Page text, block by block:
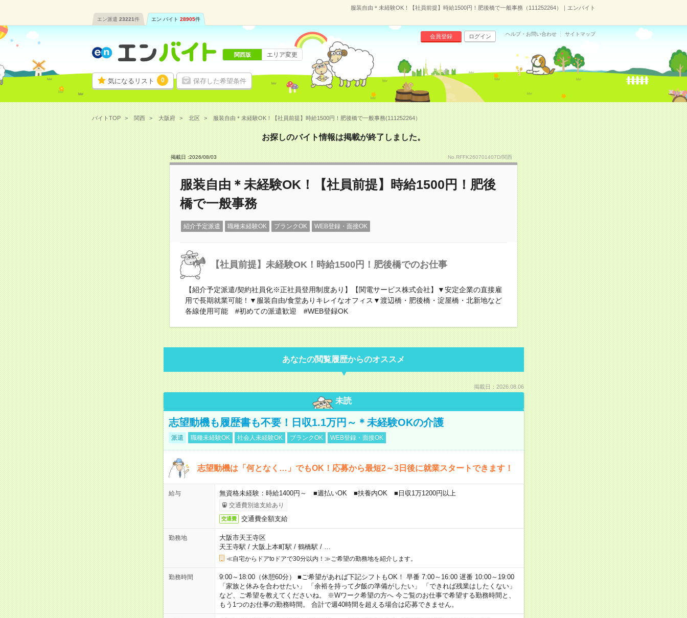
服装自由＊未経験OK！【社員前提】時給1500円！肥後橋で一般事務（111252264）｜エンバイト
エン派遣 23221件 エン バイト 28905件
気になるリスト 0 保存した希望条件
会員登録 ログイン ヘルプ・お問い合わせ サイトマップ
関西版 エリア変更
バイトTOP 関西 大阪府 北区 服装自由＊未経験OK！【社員前提】時給1500円！肥後橋で一般事務(111252264）
お探しのバイト情報は掲載が終了しました。
掲載日 :2026/08/03 No.RFFK260701407D/関西
服装自由＊未経験OK！【社員前提】時給1500円！肥後
橋で一般事務
紹介予定派遣 職種未経験OK ブランクOK WEB登録・面接OK
【社員前提】未経験OK！時給1500円！肥後橋でのお仕事
【紹介予定派遣/契約社員化※正社員登用制度あり】【関電サービス株式会社】▼安定企業の直接雇
用で長期就業可能！▼服装自由/食堂ありキレイなオフィス▼渡辺橋・肥後橋・淀屋橋・北新地など
各線使用可能 #初めての派遣歓迎 #WEB登録OK
あなたの閲覧履歴からのオススメ
掲載日：2026.08.06
未読
志望動機も履歴書も不要！日収1.1万円～＊未経験OKの介護
派遣 職種未経験OK 社会人未経験OK ブランクOK WEB登録・面接OK
志望動機は「何となく…」でもOK！応募から最短2～3日後に就業スタートできます！
給与 無資格未経験：時給1400円～ ■週払いOK ■扶養内OK ■日収1万1200円以上
交通費別途支給あり
交通費 交通費全額支給
勤務地
大阪市天王寺区
天王寺駅 / 大阪上本町駅 / 鶴橋駅 /
≪自宅からドアtoドアで30分以内！≫ご希望の勤務地を紹介します。
勤務時間
9:00～18:00（休憩60分） ■ご希望があれば下記シフトもOK！ 早番 7:00～16:00 遅番 10:00～19:00
「家族と休みを合わせたい」 「余裕を持って夕飯の準備がしたい」 「できれば残業はしたくない」
など、ご希望を教えてくださいね。 ※Wワーク希望の方へ 今ご覧のお仕事で希望する勤務時間と、
もう1つのお仕事の勤務時間。 合計で週40時間を超える場合は応募できません。